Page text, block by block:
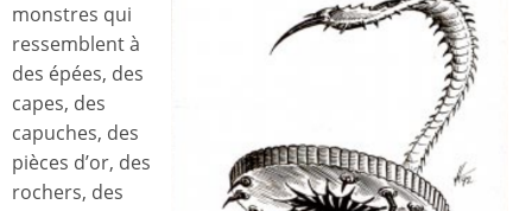
monstres qui
ressemblent à
des épées, des
capes, des
capuches, des
pièces d’or, des
rochers, des